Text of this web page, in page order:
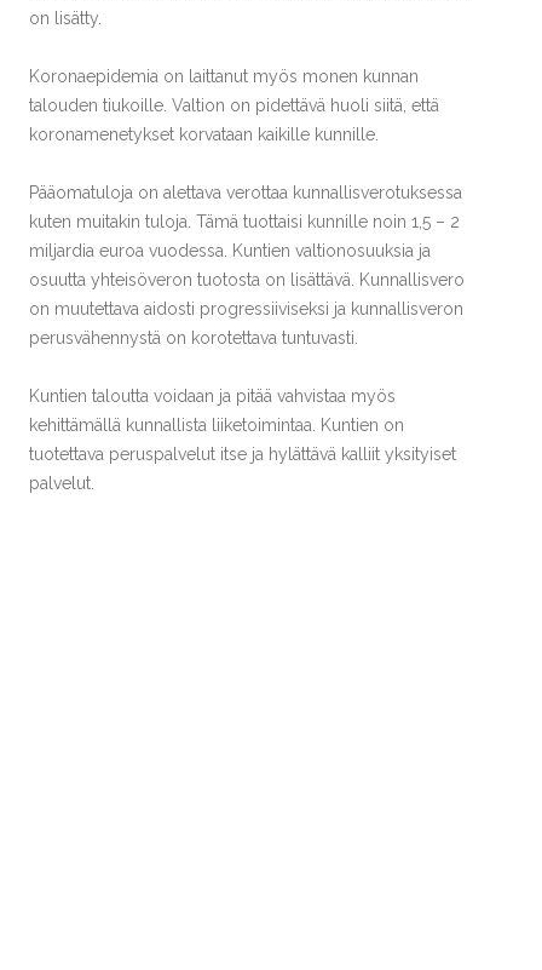
on lisätty.
Koronaepidemia on laittanut myös monen kunnan
talouden tiukoille. Valtion on pidettävä huoli siitä, että
koronamenetykset korvataan kaikille kunnille.
Pääomatuloja on alettava verottaa kunnallisverotuksessa
kuten muitakin tuloja. Tämä tuottaisi kunnille noin 1,5 – 2
miljardia euroa vuodessa. Kuntien valtionosuuksia ja
osuutta yhteisöveron tuotosta on lisättävä. Kunnallisvero
on muutettava aidosti progressiiviseksi ja kunnallisveron
perusvähennystä on korotettava tuntuvasti.
Kuntien taloutta voidaan ja pitää vahvistaa myös
kehittämällä kunnallista liiketoimintaa. Kuntien on
tuotettava peruspalvelut itse ja hylättävä kalliit yksityiset
palvelut.